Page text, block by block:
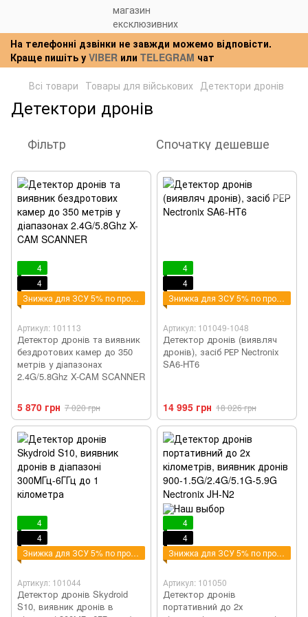
На телефонні дзвінки не завжди можемо відповісти.
Краще пишіть у VIBER или TELEGRAM чат
Всі товари Товары для військових Детектори дронів
Детектори дронів
Фільтр Спочатку дешевше
4
4
Знижка для ЗСУ 5% по промокоду - ZSU
Артикул: 101113
Детектор дронів та виявник
бездротових камер до 350
метрів у діапазонах
2.4G/5.8Ghz X-CAM SCANNER
5 870 грн 7 020 грн
4
4
Знижка для ЗСУ 5% по промокоду - ZSU
Артикул: 101049-1048
Детектор дронів (виявляч
дронів), засіб РЕР Nectronix
SA6-HT6
14 995 грн 18 026 грн
4
4
Знижка для ЗСУ 5% по промокоду - ZSU
Артикул: 101044
Детектор дронів Skydroid
S10, виявник дронів в
4
4
Знижка для ЗСУ 5% по промокоду - ZSU
Артикул: 101050
Детектор дронів
портативний до 2х